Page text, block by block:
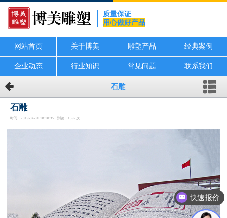
质量保证
用心做好产品
网站首页 关于博美 雕塑产品 经典案例
企业动态 行业知识 常见问题 联系我们
石雕
石雕
时间：2019-04-01 18:10:35 浏览：1392次
快速报价